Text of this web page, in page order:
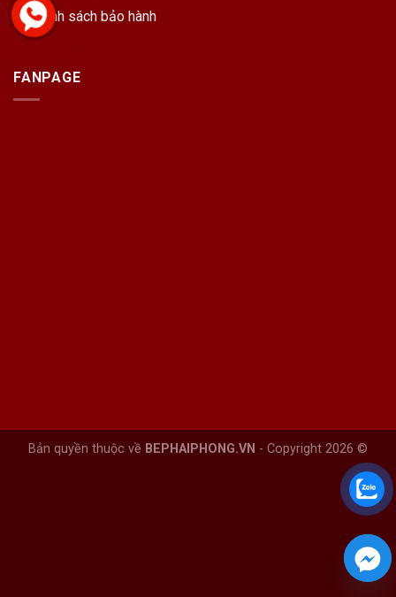
Chính sách bảo hành
FANPAGE
Bản quyền thuộc về BEPHAIPHONG.VN - Copyright 2026 ©